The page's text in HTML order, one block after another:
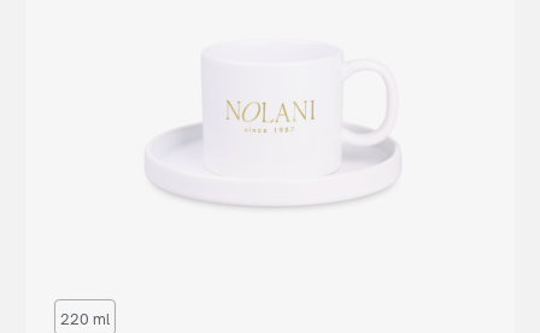
220 ml